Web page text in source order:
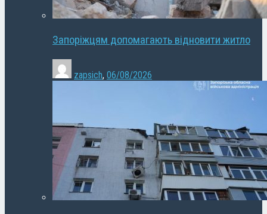
Запоріжцям допомагають відновити житло
zapsich, 06/08/2026